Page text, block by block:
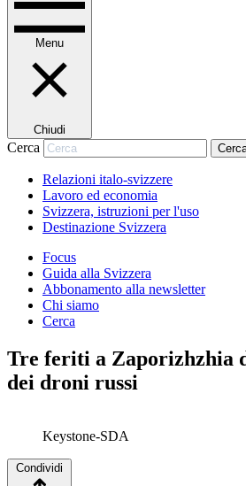
Menu
Chiudi
Cerca
Relazioni italo-svizzere
Lavoro ed economia
Svizzera, istruzioni per l'uso
Destinazione Svizzera
Focus
Guida alla Svizzera
Abbonamento alla newsletter
Chi siamo
Cerca
Tre feriti a Zaporizhzhia
dei droni russi
Keystone-SDA
Condividi